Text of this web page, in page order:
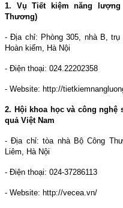
1. Vụ Tiết kiệm năng
Thương)
- Địa chỉ: Phòng 305, nhà B,
Hoàn kiếm, Hà Nội
- Điện thoại: 024.22202358
- Website: http://
2. Hội khoa học và công
quả Việt Nam
- Địa chỉ: tòa nhà Bộ Công
Liêm, Hà Nội
- Điện thoại: 024-37286113
- Website: http://vecea.vn/